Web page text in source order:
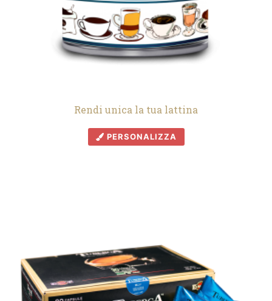
Rendi unica la tua lattina
PERSONALIZZA